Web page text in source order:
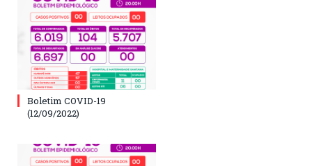
Boletim COVID-19
(12/09/2022)